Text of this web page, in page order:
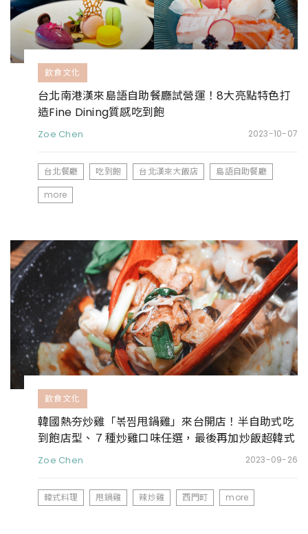
飲食文化
台北南港漢來島語自助餐廳試營運！8大亮點特色打
造Fine Dining質感吃到飽
Zoe Chen 2023-10-07
台北餐廳 吃到飽 台北漢來大飯店
島語自助餐廳
more
飲食文化
韓國熱夯炒雞「볶찜甩鍋雞」來台開店！半自助式吃
到飽店型、７種炒雞口味任選，最後再加炒飯超韓式
Zoe Chen 2023-09-26
韓式料理 甩鍋雞 辣炒雞 西門町 more